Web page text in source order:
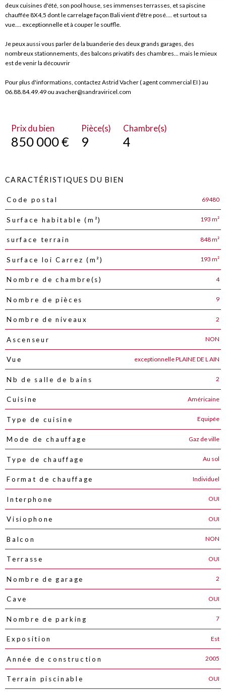
deux cuisines d'été, son pool house, ses immenses terrasses, et sa piscine
chauffée 8X4,5 dont le carrelage façon Bali vient d'être posé.... et surtout sa
vue.... exceptionnelle et à couper le souffle.
Je peux aussi vous parler de la buanderie des deux grands garages, des
nombreux stationnements, des balcons privatifs des chambres... mais le mieux
est de venir la découvrir
Pour plus d'informations, contactez Astrid Vacher ( agent commercial EI ) au
06.88.84.49.49 ou avacher@sandraviricel.com
Prix du bien
850 000 €
Pièce(s)
9
Chambre(s)
4
CARACTÉRISTIQUES DU BIEN
Caractéristiques
Code postal 69480
Surface habitable (m²) 193 m²
surface terrain 848 m²
Surface loi Carrez (m²) 193 m²
Nombre de chambre(s) 4
Nombre de pièces 9
Nombre de niveaux 2
Ascenseur NON
Vue exceptionnelle PLAINE DE L AIN
Nb de salle de bains 2
Cuisine Américaine
Type de cuisine Equipée
Mode de chauffage Gaz de ville
Type de chauffage Au sol
Format de chauffage Individuel
Interphone OUI
Visiophone OUI
Balcon NON
Terrasse OUI
Nombre de garage 2
Cave OUI
Nombre de parking 7
Exposition Est
Année de construction 2005
Terrain piscinable OUI